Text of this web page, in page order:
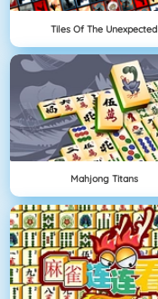
Tiles Of The Unexpected
Mahjong Titans